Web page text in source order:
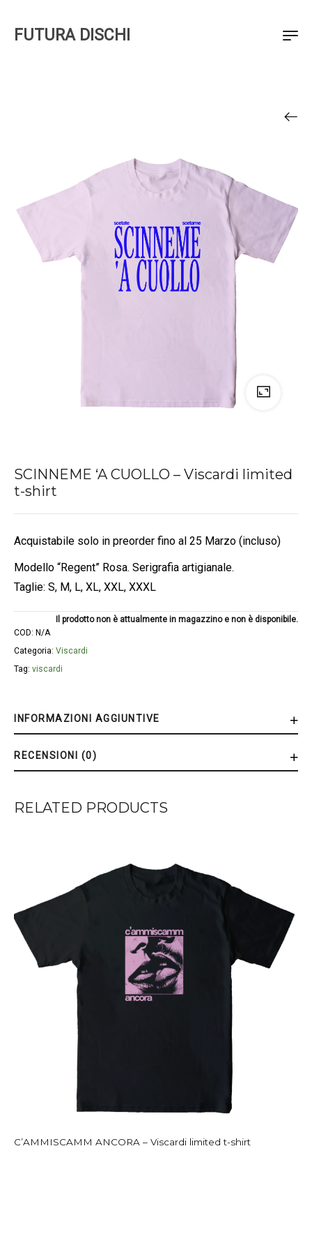
FUTURA DISCHI
SCINNEME ‘A CUOLLO – Viscardi limited
t-shirt
Acquistabile solo in preorder fino al 25 Marzo (incluso)
Modello “Regent” Rosa. Serigrafia artigianale.
Taglie: S, M, L, XL, XXL, XXXL
Il prodotto non è attualmente in magazzino e non è disponibile.
COD: N/A
Categoria: Viscardi
Tag: viscardi
INFORMAZIONI AGGIUNTIVE
RECENSIONI (0)
RELATED PRODUCTS
C’AMMISCAMM ANCORA – Viscardi limited t-shirt